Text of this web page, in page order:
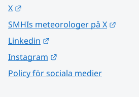
X
SMHIs meteorologer på X
Linkedin
Instagram
Policy för sociala medier